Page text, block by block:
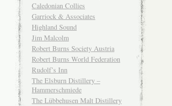
Caledonian Collies
Garriock & Associates
Highland Sound
Jim Malcolm
Robert Burns Society Austria
Robert Burns World Federation
Rudolf’s Inn
The Elsburn Distillery –
Hammerschmiede
The Lübbehusen Malt Distillery